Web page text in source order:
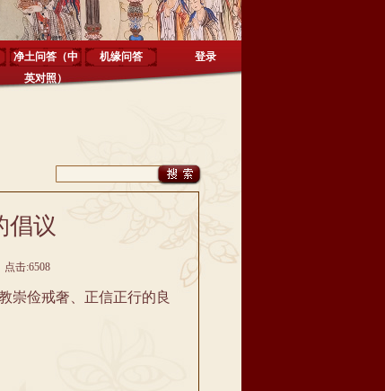
净土问答（中
英对照）
机缘问答 登录
倡议
击:6508
俭戒奢、正信正行的良